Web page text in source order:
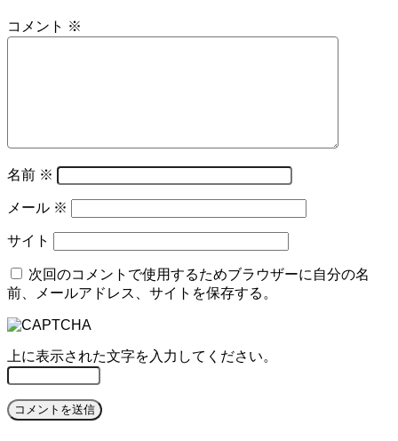
コメント ※
名前 ※
メール ※
サイト
次回のコメントで使用するためブラウザーに自分の名
前、メールアドレス、サイトを保存する。
上に表示された文字を入力してください。